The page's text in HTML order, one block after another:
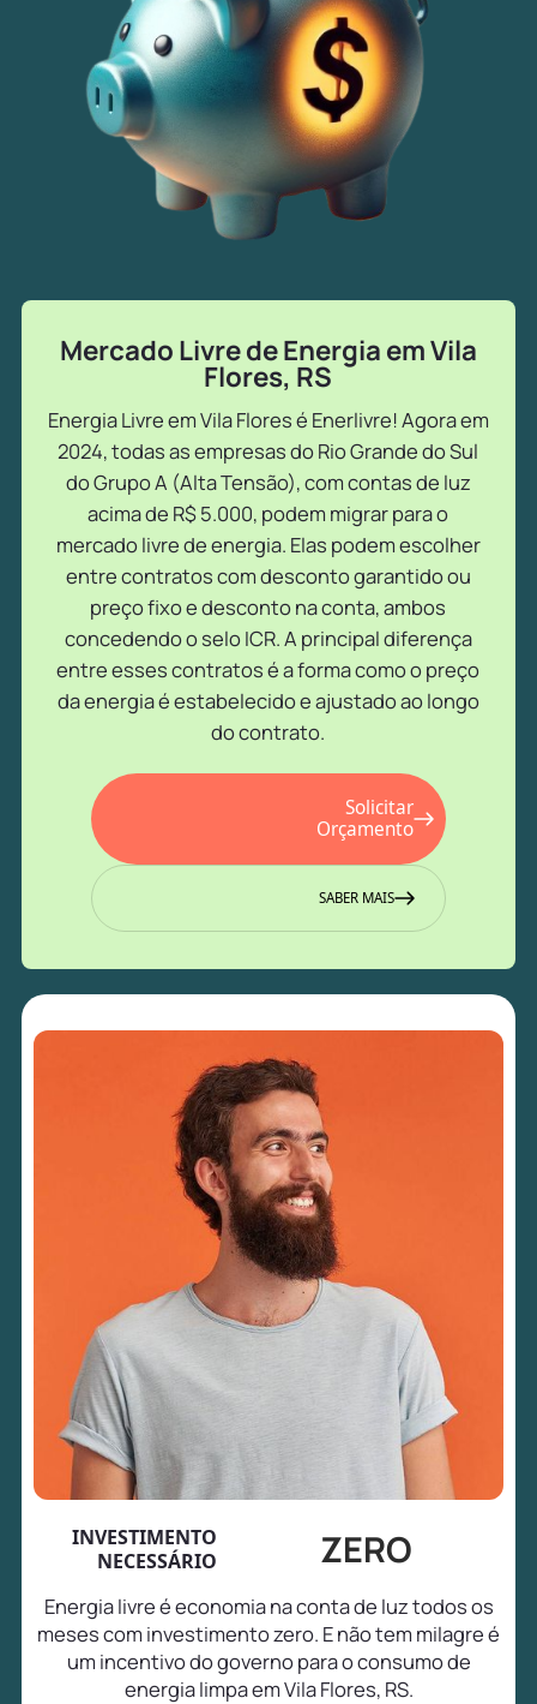
Mercado Livre de Energia em Vila
Flores, RS
Energia Livre em Vila Flores é Enerlivre! Agora em
2024, todas as empresas do Rio Grande do Sul
do Grupo A (Alta Tensão), com contas de luz
acima de R$ 5.000, podem migrar para o
mercado livre de energia. Elas podem escolher
entre contratos com desconto garantido ou
preço fixo e desconto na conta, ambos
concedendo o selo ICR. A principal diferença
entre esses contratos é a forma como o preço
da energia é estabelecido e ajustado ao longo
do contrato.
Solicitar
Orçamento
SABER MAIS
INVESTIMENTO
NECESSÁRIO
ZERO
Energia livre é economia na conta de luz todos os
meses com investimento zero. E não tem milagre é
um incentivo do governo para o consumo de
energia limpa em Vila Flores, RS.